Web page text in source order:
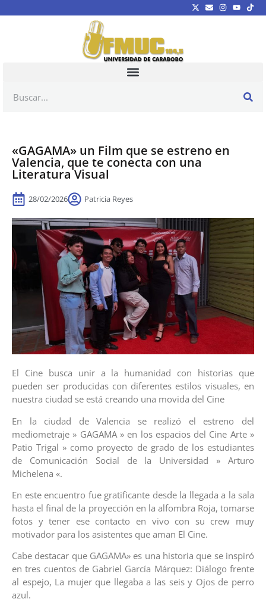
«GAGAMA» un Film que se estreno en
Valencia, que te conecta con una
Literatura Visual
28/02/2026 Patricia Reyes
El Cine busca unir a la humanidad con historias que
pueden ser producidas con diferentes estilos visuales, en
nuestra ciudad se está creando una movida del Cine
En la ciudad de Valencia se realizó el estreno del
mediometraje » GAGAMA » en los espacios del Cine Arte »
Patio Trigal » como proyecto de grado de los estudiantes
de Comunicación Social de la Universidad » Arturo
Michelena «.
En este encuentro fue gratificante desde la llegada a la sala
hasta el final de la proyección en la alfombra Roja, tomarse
fotos y tener ese contacto en vivo con su crew muy
motivador para los asistentes que aman El Cine.
Cabe destacar que GAGAMA» es una historia que se inspiró
en tres cuentos de Gabriel García Márquez: Diálogo frente
al espejo, La mujer que llegaba a las seis y Ojos de perro
azul.